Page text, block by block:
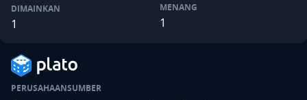
DIMAINKAN
1
MENANG
1
PERUSAHAANSUMBER